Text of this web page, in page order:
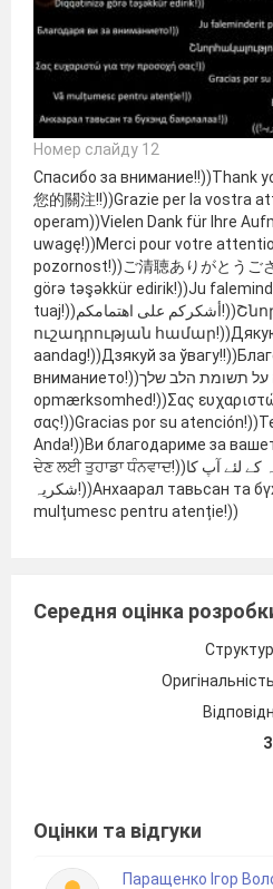
Номер слайду 12
Спасибо за внимание!!))Thank
您的關注!!))Grazie per la vostra
operam))Vielen Dank für Ihre
uwagę!))Merci pour votre
pozornost!))ご清聴ありがとうご
görə təşəkkür edirik!))Ju
tuaj!))أشكركم على اهتمامكم!))Շնորհակալություն
ուշադրության համար!))Дякую
aandag!))Дзякуй за
вниманието!))תודה על תשומת הלב שלך!))Tak for din
opmærksomhed!))Σας
σας!))Gracias por su
Anda!))Ви благодариме за
ਦੇਣ ਲਈ ਤੁਹਾਡਾ ਧੰਨਵਾਦ!))آپ کی توجہ کے لئے آپ کا
شکریہ!))Анхаарал тавьсан та бүхэнд баярлалаа!))Vă
mulțumesc pentru atenție!))
Середня оцінка
Оцінки та відгуки
Паращенко Ігор